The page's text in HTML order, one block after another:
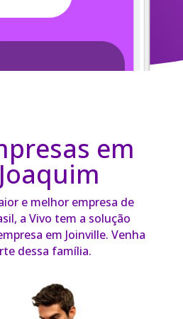
em
e melhor empresa de
a Vivo tem a solução
em Joinville. Venha
dessa família.